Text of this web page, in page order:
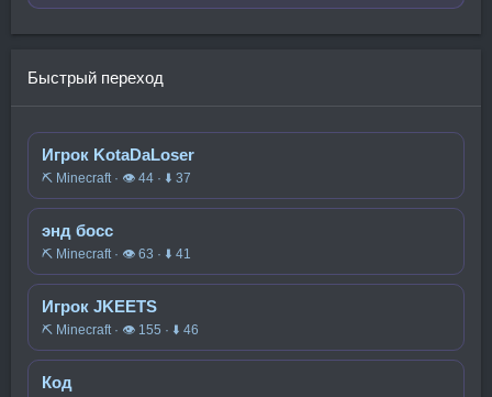
Быстрый переход
Игрок KotaDaLoser
⛏️ Minecraft · 👁 44 · ⬇ 37
энд босс
⛏️ Minecraft · 👁 63 · ⬇ 41
Игрок JKEETS
⛏️ Minecraft · 👁 155 · ⬇ 46
Код